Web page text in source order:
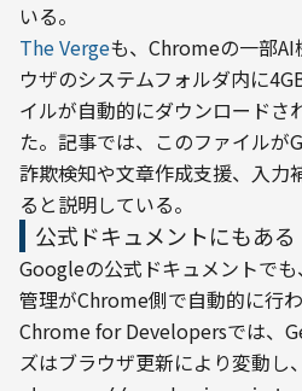
いる。
The Vergeも、Chromeの一部
ウザのシステムフォルダ内に
イルが自動的にダウンロードさ
た。記事では、このファイルが
詐欺検知や文章作成支援、入力
ると説明している。
公式ドキュメントにもあ
Googleの公式ドキュメントで
管理がChrome側で自動的に行
Chrome for Developersでは、